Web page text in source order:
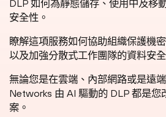
DLP 如何為靜態儲存、使用中及移
安全性。
瞭解這項服務如何協助組織保護機
以及加強分散式工作團隊的資料安全
無論您是在雲端、內部網路或是遠
Networks 由 AI 驅動的 DLP 都是您
案。